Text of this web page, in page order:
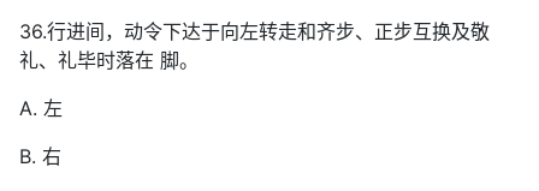
36.行进间，动令下达于向左转走和齐步、正步互换及敬
礼、礼毕时落在 脚。
A. 左
B. 右